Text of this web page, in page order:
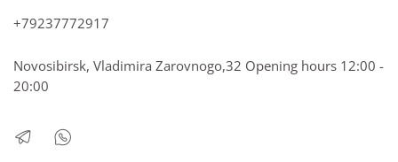
+79237772917
Novosibirsk, Vladimira Zarovnogo,32 Opening hours 12:00 -
20:00